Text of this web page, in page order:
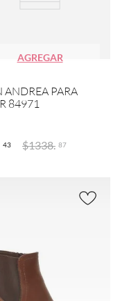
AGREGAR
ANDREA PARA
84971
43 $1338. 87